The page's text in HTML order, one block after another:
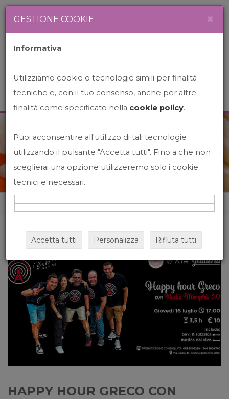
News&Events
Home News&events
HAPPY HOUR GRECO CON
GESTIONE COOKIE ×
Informativa
Utilizziamo cookie o tecnologie simili per finalità
tecniche e, con il tuo consenso, anche per altre
finalità come specificato nella cookie policy.
Puoi acconsentire all'utilizzo di tali tecnologie
utilizzando il pulsante "Accetta tutti". Fino a che non
sceglierai una opzione utilizzeremo solo i cookie
tecnici e necessari.
Accetta tutti Personalizza Rifiuta tutti